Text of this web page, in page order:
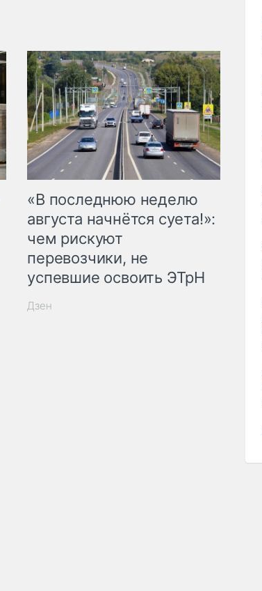
«В последнюю неделю
августа начнётся суета!»:
чем рискуют
перевозчики, не
успевшие освоить ЭТрН
Дзен